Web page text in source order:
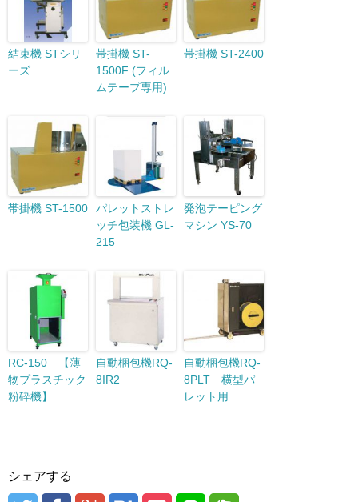
結束機 STシリ
ーズ
帯掛機 ST-
1500F (フィル
ムテープ専用)
帯掛機 ST-2400
帯掛機 ST-1500
パレットストレ
ッチ包装機 GL-
215
発泡テーピング
マシン YS-70
RC-150 【薄
物プラスチック
粉砕機】
自動梱包機RQ-
8IR2
自動梱包機RQ-
8PLT 横型パ
レット用
シェアする